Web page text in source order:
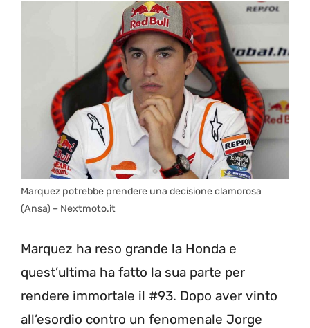
Marquez potrebbe prendere una decisione clamorosa
(Ansa) – Nextmoto.it
Marquez ha reso grande la Honda e
quest’ultima ha fatto la sua parte per
rendere immortale il #93. Dopo aver vinto
all’esordio contro un fenomenale Jorge